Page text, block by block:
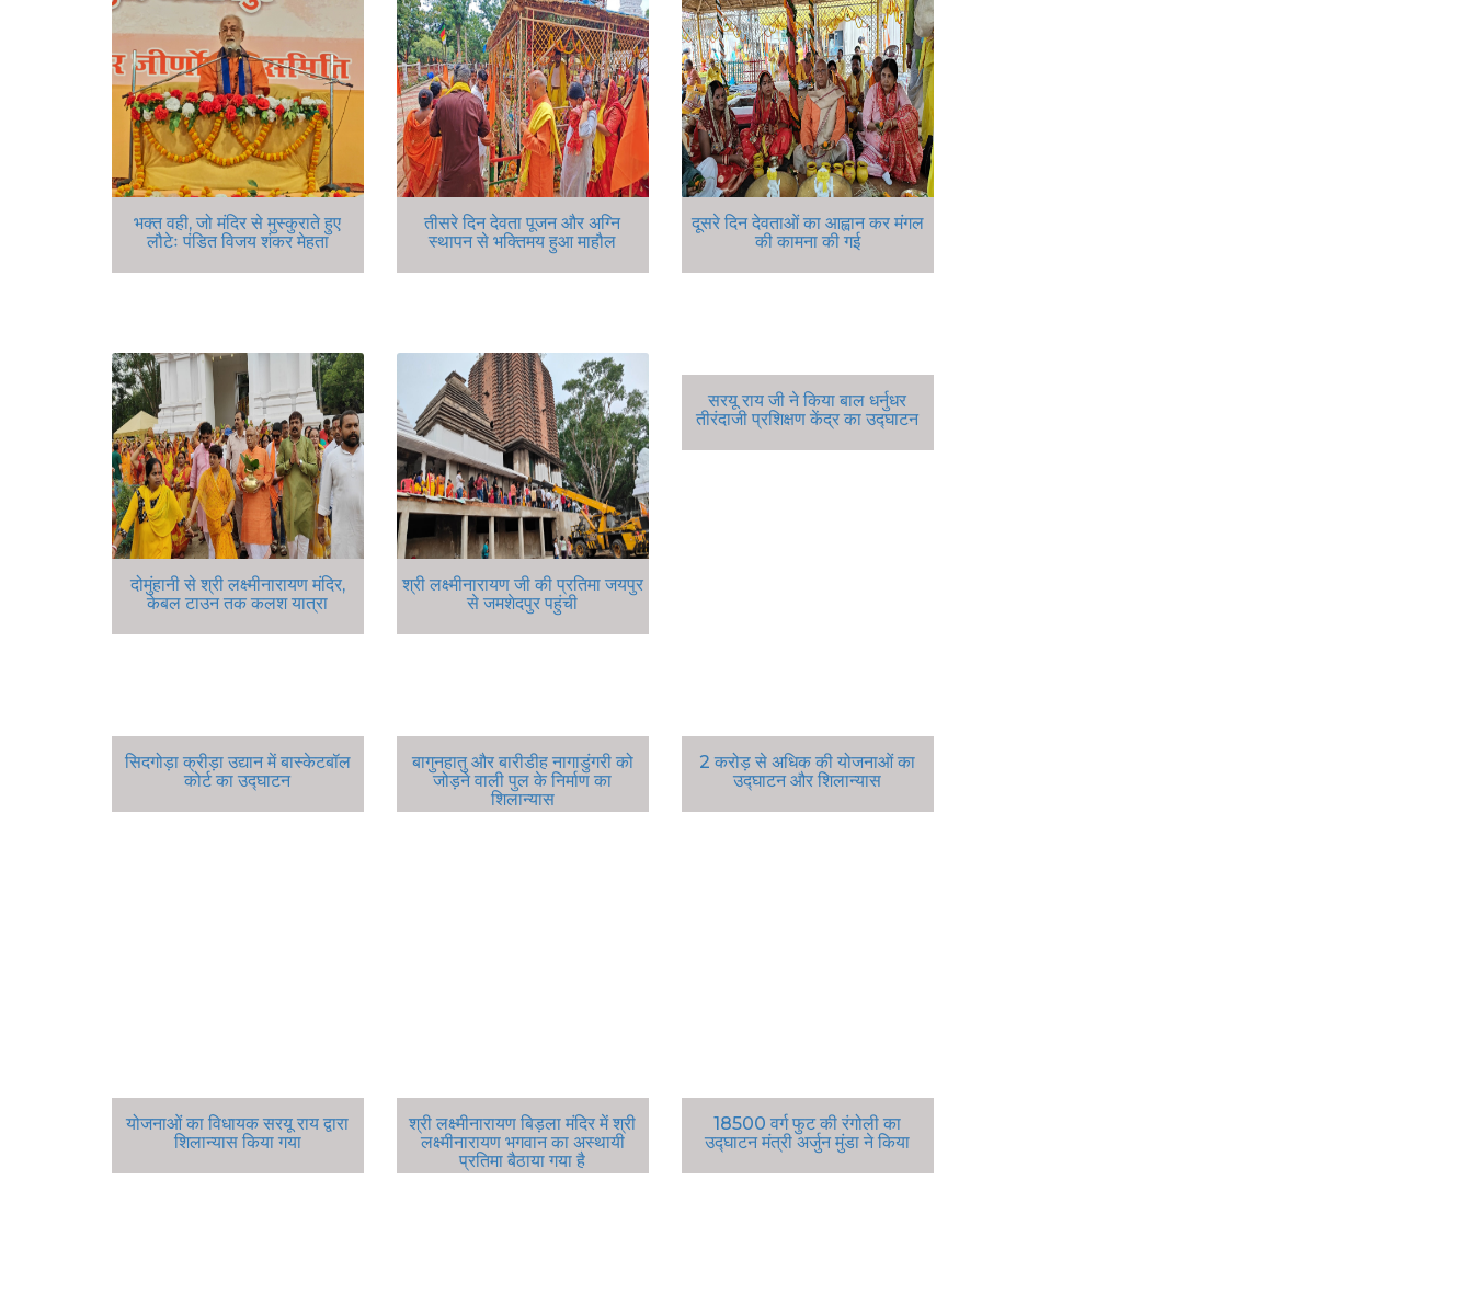
भक्त वही, जो मंदिर से मुस्कुराते हुए
लौटेः पंडित विजय शंकर मेहता
तीसरे दिन देवता पूजन और अग्नि
स्थापन से भक्तिमय हुआ माहौल
दूसरे दिन देवताओं का आह्वान कर मंगल
की कामना की गई
दोमुंहानी से श्री लक्ष्मीनारायण मंदिर,
केबल टाउन तक कलश यात्रा
श्री लक्ष्मीनारायण जी की प्रतिमा जयपुर
से जमशेदपुर पहुंची
सरयू राय जी ने किया बाल धर्नुधर
तीरंदाजी प्रशिक्षण केंद्र का उद्घाटन
सिदगोड़ा क्रीड़ा उद्यान में बास्केटबॉल
कोर्ट का उद्घाटन
बागुनहातु और बारीडीह नागाडुंगरी को
जोड़ने वाली पुल के निर्माण का
शिलान्यास
2 करोड़ से अधिक की योजनाओं का
उद्घाटन और शिलान्यास
योजनाओं का विधायक सरयू राय द्वारा
शिलान्यास किया गया
श्री लक्ष्मीनारायण बिड़ला मंदिर में श्री
लक्ष्मीनारायण भगवान का अस्थायी
प्रतिमा बैठाया गया है
18500 वर्ग फुट की रंगोली का
उद्घाटन मंत्री अर्जुन मुंडा ने किया